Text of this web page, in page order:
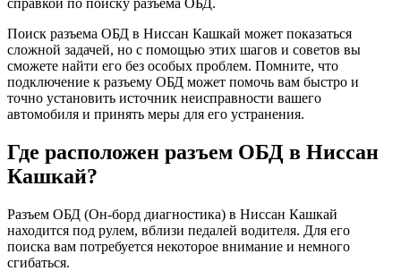
справкой по поиску разъема ОБД.
Поиск разъема ОБД в Ниссан Кашкай может показаться
сложной задачей, но с помощью этих шагов и советов вы
сможете найти его без особых проблем. Помните, что
подключение к разъему ОБД может помочь вам быстро и
точно установить источник неисправности вашего
автомобиля и принять меры для его устранения.
Где расположен разъем ОБД в Ниссан
Кашкай?
Разъем ОБД (Он-борд диагностика) в Ниссан Кашкай
находится под рулем, вблизи педалей водителя. Для его
поиска вам потребуется некоторое внимание и немного
сгибаться.